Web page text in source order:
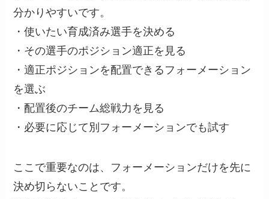
分かりやすいです。
・使いたい育成済み選手を決める
・その選手のポジション適正を見る
・適正ポジションを配置できるフォーメーション
を選ぶ
・配置後のチーム総戦力を見る
・必要に応じて別フォーメーションでも試す
ここで重要なのは、フォーメーションだけを先に
決め切らないことです。